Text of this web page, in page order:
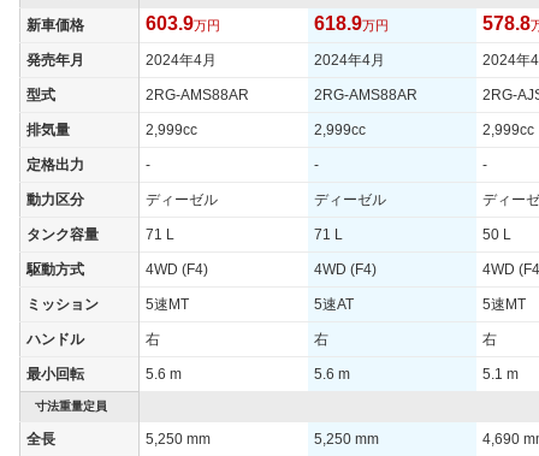
新車価格 603.9万円 618.9万円 578.8
発売年月 2024年4月 2024年4月 2024年
型式 2RG-AMS88AR 2RG-AMS88AR 2RG-
排気量 2,999cc 2,999cc 2,999cc
定格出力 - - -
動力区分 ディーゼル ディーゼル ディー
タンク容量 71 L 71 L 50 L
駆動方式 4WD (F4) 4WD (F4) 4WD
ミッション 5速MT 5速AT 5速MT
ハンドル 右 右 右
最小回転 5.6 m 5.6 m 5.1 m
寸法重量定員
全長 5,250 mm 5,250 mm 4,690